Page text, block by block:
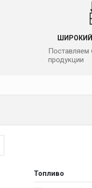
Поставляем
продукции
Топливо